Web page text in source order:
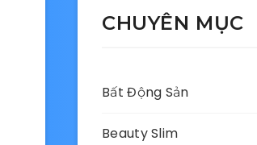
CHUYÊN MỤC
Bất Động Sản
Beauty Slim